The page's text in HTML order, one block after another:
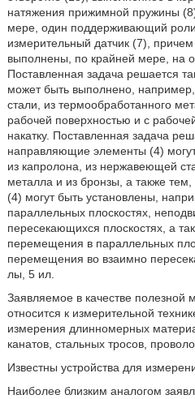
натяжения прижимной пружины
мере, один поддерживающий
измерительный датчик (7),
выполнены, по крайней мере, на
Поставленная задача решается
может быть выполнено,
стали, из термообработанного
рабочей поверхностью и с
накатку. Поставленная задача
направляющие элементы (4)
из капролона, из нержавеющей
металла и из бронзы, а также
(4) могут быть установлены,
параллельных плоскостях,
пересекающихся плоскостях, а
перемещения в параллельных
перемещения во взаимно
лы, 5 ил.
Заявляемое в качестве полезной
относится к измерительной
измерения длинномерных
канатов, стальных тросов,
Известны устройства для
Наиболее близким аналогом